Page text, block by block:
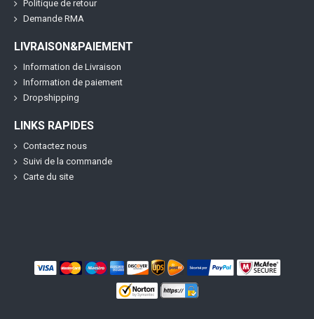
Politique de retour
Demande RMA
LIVRAISON&PAIEMENT
Information de Livraison
Information de paiement
Dropshipping
LINKS RAPIDES
Contactez nous
Suivi de la commande
Carte du site